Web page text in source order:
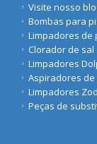
Visite nosso
Bombas para
Limpadores de
Clorador de sal
Limpadores
Aspiradores
Limpadores
Peças de